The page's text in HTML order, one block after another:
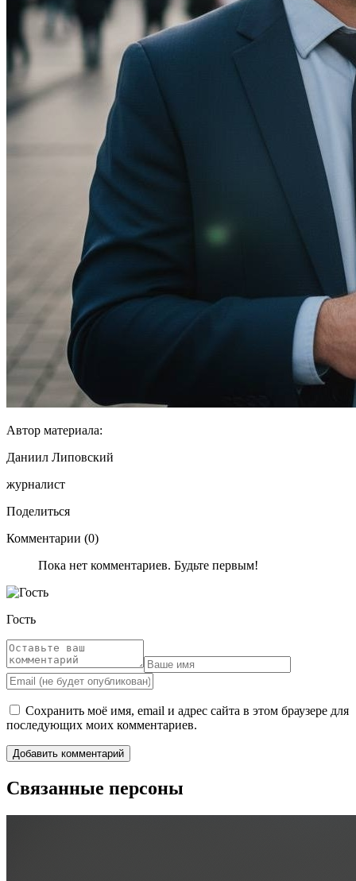
Автор материала:
Даниил Липовский
журналист
Поделиться
Комментарии (0)
Пока нет комментариев. Будьте первым!
Гость
Сохранить моё имя, email и адрес сайта в этом браузере для
последующих моих комментариев.
Связанные персоны